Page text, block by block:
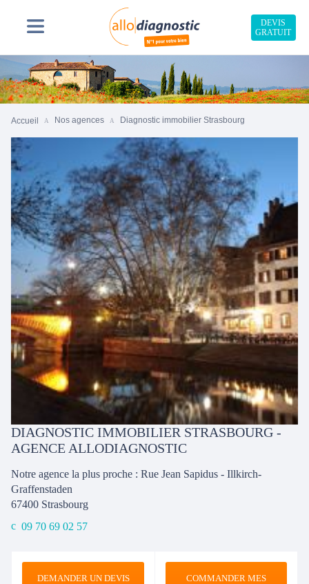
DEVIS
GRATUIT
Accueil Nos agences Diagnostic immobilier Strasbourg
DIAGNOSTIC IMMOBILIER STRASBOURG -
AGENCE ALLODIAGNOSTIC
Notre agence la plus proche : Rue Jean Sapidus - Illkirch-
Graffenstaden
67400 Strasbourg
09 70 69 02 57
DEMANDER UN DEVIS
COMMANDER MES